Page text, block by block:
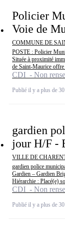
Policier
Voie de
COMMUNE DE
POSTE : Policier
Située à proximité
de Saint-Maurice offre
CDI - Non
Publié il y a plus de
gardien
jour H/F -
VILLE DE
gardien police
Gardien – Gardien
Hiérarchie : Placé(e)
CDI - Non
Publié il y a plus de